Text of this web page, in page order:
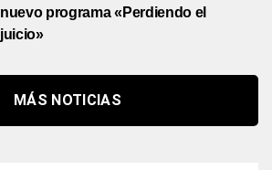
nuevo programa «Perdiendo el
juicio»
MÁS NOTICIAS